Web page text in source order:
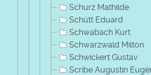
Schurz Mathilde
Schütt Eduard
Schwabach Kurt
Schwarzwald Milton
Schwickert Gustav
Scribe Augustin